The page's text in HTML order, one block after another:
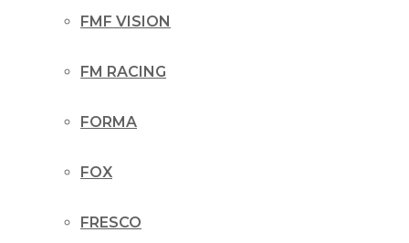
FMF VISION
FM RACING
FORMA
FOX
FRESCO